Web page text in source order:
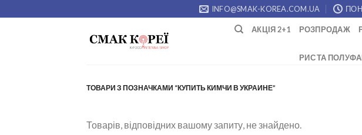
to
INFO@SMAK-KOREA.COM.UA
АКЦІЯ 2+1 РОЗПРОДАЖ
РИС ТА
ТОВАРИ З ПОЗНАЧКАМИ “КУПИТЬ КИМЧИ В УКРАИНЕ”
Товарів, відповідних вашому запиту, не знайдено.